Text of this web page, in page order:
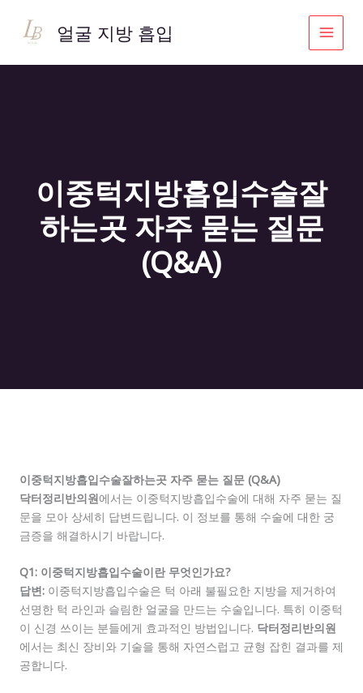
로
얼굴 지방 흡입
이중턱지방흡입수술잘
하는곳 자주 묻는 질문
(Q&A)
이중턱지방흡입수술잘하는곳 자주 묻는 질문 (Q&A)
닥터정리반의원에서는 이중턱지방흡입수술에 대해 자주 묻는 질
문을 모아 상세히 답변드립니다. 이 정보를 통해 수술에 대한 궁
금증을 해결하시기 바랍니다.
Q1: 이중턱지방흡입수술이란 무엇인가요?
답변: 이중턱지방흡입수술은 턱 아래 불필요한 지방을 제거하여
선명한 턱 라인과 슬림한 얼굴을 만드는 수술입니다. 특히 이중턱
이 신경 쓰이는 분들에게 효과적인 방법입니다. 닥터정리반의원
에서는 최신 장비와 기술을 통해 자연스럽고 균형 잡힌 결과를 제
공합니다.